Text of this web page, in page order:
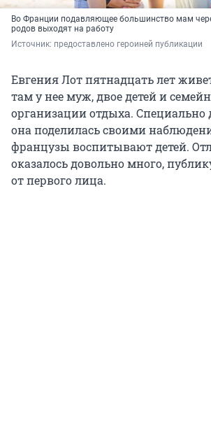
Во Франции подавляющее большинство мам
родов выходят на работу
Источник: предоставлено героиней публикации
Евгения Лот пятнадцать лет
там у нее муж, двое детей и
организации отдыха. Специально
она поделилась своими
французы воспитывают детей.
оказалось довольно много,
от первого лица.